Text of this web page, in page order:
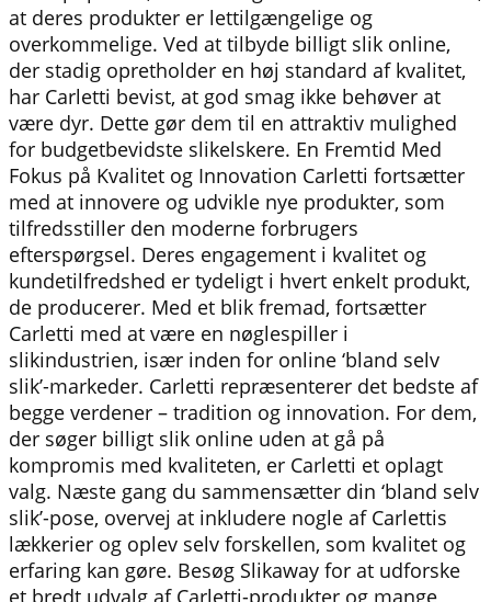
at deres produkter er lettilgængelige og
overkommelige. Ved at tilbyde billigt slik online,
der stadig opretholder en høj standard af kvalitet,
har Carletti bevist, at god smag ikke behøver at
være dyr. Dette gør dem til en attraktiv mulighed
for budgetbevidste slikelskere. En Fremtid Med
Fokus på Kvalitet og Innovation Carletti fortsætter
med at innovere og udvikle nye produkter, som
tilfredsstiller den moderne forbrugers
efterspørgsel. Deres engagement i kvalitet og
kundetilfredshed er tydeligt i hvert enkelt produkt,
de producerer. Med et blik fremad, fortsætter
Carletti med at være en nøglespiller i
slikindustrien, især inden for online ‘bland selv
slik’-markeder. Carletti repræsenterer det bedste af
begge verdener – tradition og innovation. For dem,
der søger billigt slik online uden at gå på
kompromis med kvaliteten, er Carletti et oplagt
valg. Næste gang du sammensætter din ‘bland selv
slik’-pose, overvej at inkludere nogle af Carlettis
lækkerier og oplev selv forskellen, som kvalitet og
erfaring kan gøre. Besøg Slikaway for at udforske